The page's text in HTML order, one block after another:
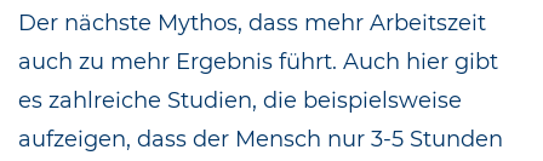
Der nächste Mythos, dass mehr Arbeitszeit
auch zu mehr Ergebnis führt. Auch hier gibt
es zahlreiche Studien, die beispielsweise
aufzeigen, dass der Mensch nur 3-5 Stunden